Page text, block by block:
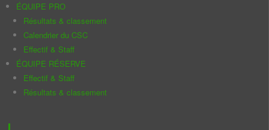
ÉQUIPE PRO
Résultats & classement
Calendrier du CSC
Effectif & Staff
ÉQUIPE RÉSERVE
Effectif & Staff
Résultats & classement